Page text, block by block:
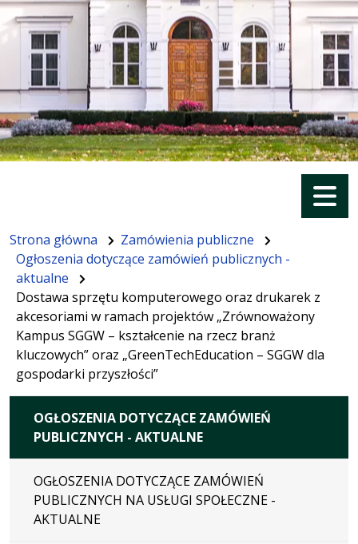
Menu
Strona główna
Zamówienia publiczne
Ogłoszenia dotyczące zamówień publicznych -
aktualne
Dostawa sprzętu komputerowego oraz drukarek z
akcesoriami w ramach projektów „Zrównoważony
Kampus SGGW – kształcenie na rzecz branż
kluczowych” oraz „GreenTechEducation – SGGW dla
gospodarki przyszłości”
OGŁOSZENIA DOTYCZĄCE ZAMÓWIEŃ
PUBLICZNYCH - AKTUALNE
OGŁOSZENIA DOTYCZĄCE ZAMÓWIEŃ
PUBLICZNYCH NA USŁUGI SPOŁECZNE -
AKTUALNE